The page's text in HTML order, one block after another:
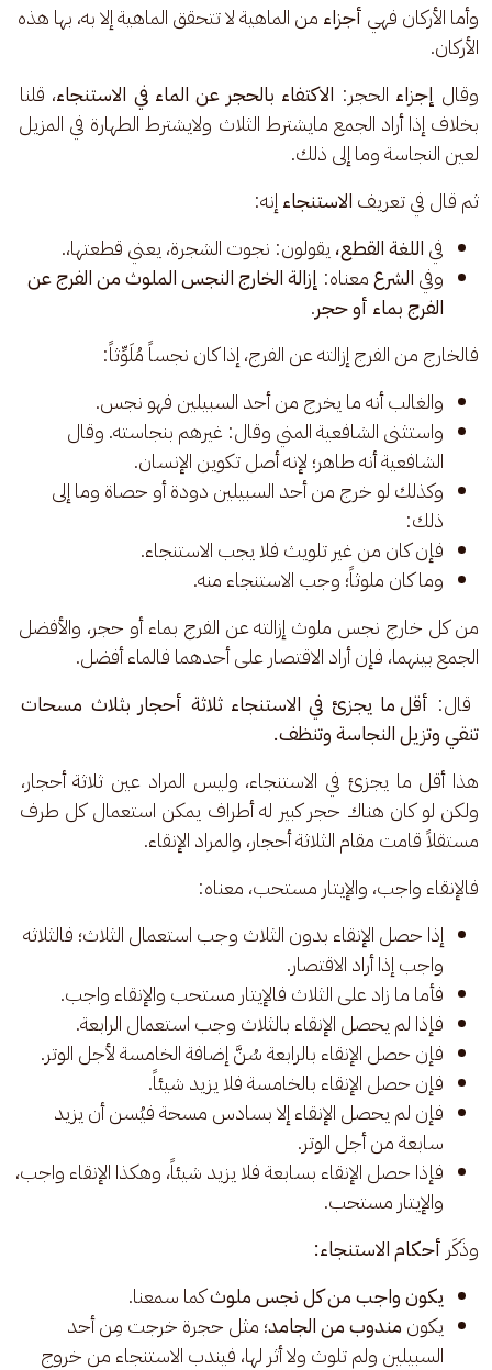
وأما الأركان فهي أجزاء من الماهية لا تتحقق الماهية إلا به، بها هذه
الأركان.
وقال إجزاء الحجر: الاكتفاء بالحجر عن الماء في الاستنجاء، قلنا
بخلاف إذا أراد الجمع مايشترط الثلاث ولايشترط الطهارة في المزيل
لعين النجاسة وما إلى ذلك.
ثم قال في تعريف الاستنجاء إنه:
في اللغة القطع، يقولون: نجوت الشجرة، يعني قطعتها،.
وفي الشرعمعناه: إزالة الخارج النجس الملوث من الفرج عن
الفرج بماء أو حجر.
فالخارج من الفرج إزالته عن الفرج، إذا كان نجساً مُلَوِّثاً:
والغالب أنه ما يخرج من أحد السبيلين فهو نجس.
واستثنى الشافعية المني وقال: غيرهم بنجاسته. وقال
الشافعية أنه طاهر؛ لإنه أصل تكوين الإنسان.
وكذلك لو خرج من أحد السبيلين دودة أو حصاة وما إلى
ذلك:
فإن كان من غير تلويث فلا يجب الاستنجاء.
وما كان ملوثاً؛ وجب الاستنجاء منه.
من كل خارج نجس ملوث إزالته عن الفرج بماء أو حجر، والأفضل
الجمع بينهما، فإن أراد الاقتصار على أحدهما فالماء أفضل.
قال: أقل ما يجزئ في الاستنجاء ثلاثة أحجار بثلاث مسحات
تنقي وتزيل النجاسة وتنظف.
هذا أقل ما يجزئ في الاستنجاء، وليس المراد عين ثلاثة أحجار،
ولكن لو كان هناك حجر كبير له أطراف يمكن استعمال كل طرف
مستقلاً قامت مقام الثلاثة أحجار، والمراد الإنقاء.
فالإنقاء واجب، والإيتار مستحب، معناه:
إذا حصل الإنقاء بدون الثلاث وجب استعمال الثلاث؛ فالثلاثه
واجب إذا أراد الاقتصار.
فأما ما زاد على الثلاث فالإيتار مستحب والإنقاء واجب.
فإذا لم يحصل الإنقاء بالثلاث وجب استعمال الرابعة.
فإن حصل الإنقاء بالرابعة سُنَّ إضافة الخامسة لأجل الوتر.
فإن حصل الإنقاء بالخامسة فلا يزيد شيئاً.
فإن لم يحصل الإنقاء إلا بسادس مسحة فيُسن أن يزيد
سابعة من أجل الوتر.
فإذا حصل الإنقاء بسابعة فلا يزيد شيئاً، وهكذا الإنقاء واجب،
والإيتار مستحب.
وذَكَر أحكام الاستنجاء:
يكون واجب من كل نجس ملوثكما سمعنا.
يكون مندوب من الجامد؛ مثل حجرة خرجت مِن أحد
السبيلين ولم تلوث ولا أثر لها، فيندب الاستنجاء من خروج